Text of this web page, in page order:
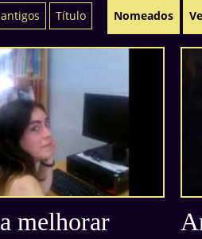
Título Nomeados
melhorar